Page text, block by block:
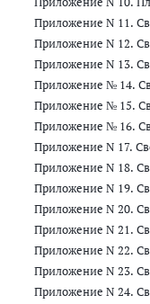
Приложение N 11.
Приложение N 12.
Приложение N 13.
Приложение № 14.
Приложение № 15.
Приложение № 16.
Приложение N 17.
Приложение N 18.
Приложение N 19.
Приложение N 20.
Приложение N 21.
Приложение N 22.
Приложение N 23.
Приложение N 24.